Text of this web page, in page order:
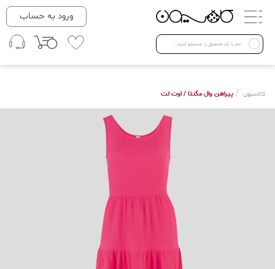
دسته بندی ها
Open submenu ( لباس زنانه )
لباس زنانه
لباس مردانه
ورود به حساب
کالاسیون / پیراهن وال مگنتا / اوت لت